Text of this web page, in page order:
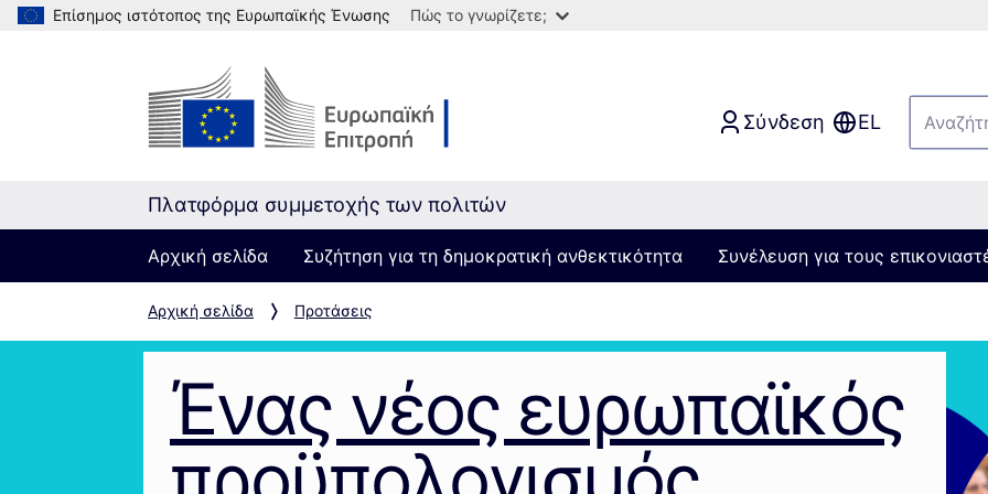
Επίσημος ιστότοπος της Ευρωπαϊκής Ένωσης Πώς το γνωρίζετε;
Σύνδεση EL
Πλατφόρμα συμμετοχής των πολιτών
Αρχική σελίδα Συζήτηση για τη δημοκρατική ανθεκτικότητα Συνέλευση για τους
Αρχική σελίδα Προτάσεις
Ένας νέος ευρωπαϊκός